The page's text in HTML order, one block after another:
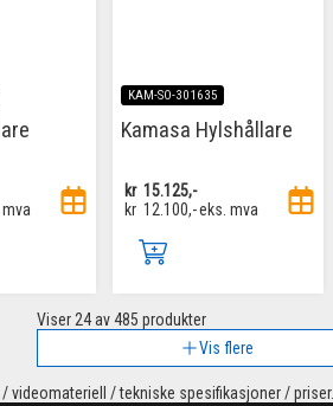
KAM-SO-301635
Kamasa Hylshållare
kr 15.125,-
kr 12.100,-eks. mva
Viser 24av 485 produkter
Vis flere
videomateriell / tekniske spesifikasjoner / priser.